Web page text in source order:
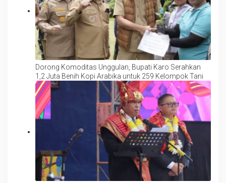
Dorong Komoditas Unggulan, Bupati Karo Serahkan
1,2 Juta Benih Kopi Arabika untuk 259 Kelompok Tani